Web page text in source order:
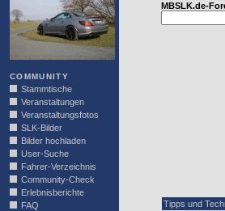
COMMUNITY
Stammtische
Veranstaltungen
Veranstaltungsfotos
SLK-Bilder
Bilder hochladen
User-Suche
Fahrer-Verzeichnis
Community-Check
Erlebnisberichte
FAQ
MBSLK.de-
Tipps und